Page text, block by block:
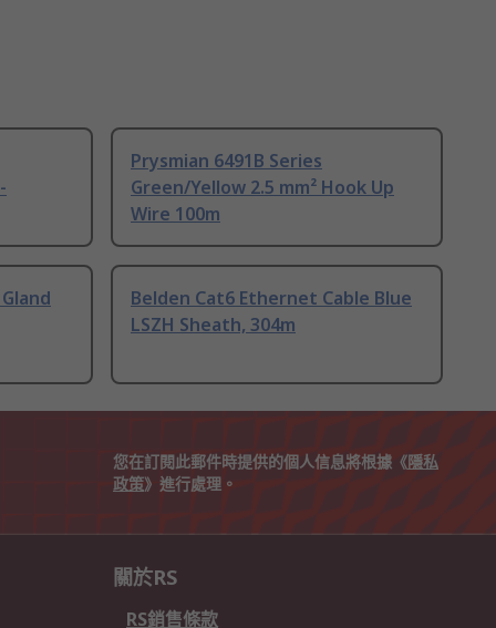
Prysmian 6491B Series
Green/Yellow 2.5 mm² Hook Up
Wire 100m
Belden Cat6 Ethernet Cable Blue
LSZH Sheath, 304m
您在訂閱此郵件時提供的個人信息將根據《隱私
政策》進行處理。
關於RS
RS銷售條款